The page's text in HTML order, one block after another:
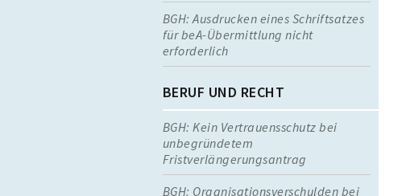
BGH: Ausdrucken eines Schriftsatzes
für beA-Übermittlung nicht
erforderlich
BERUF UND RECHT
BGH: Kein Vertrauensschutz bei
unbegründetem
Fristverlängerungsantrag
BGH: Organisationsverschulden bei